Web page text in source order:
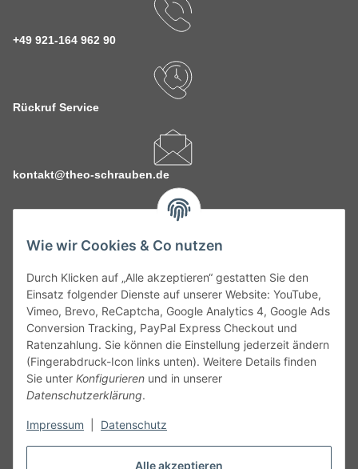
Alle akzeptieren
Wie wir Cookies & Co nutzen
Durch Klicken auf „Alle akzeptieren“ gestatten Sie den
Einsatz folgender Dienste auf unserer Website: YouTube,
Vimeo, Brevo, ReCaptcha, Google Analytics 4, Google Ads
Conversion Tracking, PayPal Express Checkout und
Ratenzahlung. Sie können die Einstellung jederzeit ändern
(Fingerabdruck-Icon links unten). Weitere Details finden
Sie unter Konfigurieren und in unserer
Datenschutzerklärung.
Impressum Datenschutz
+49 921-164 962 90
Rückruf Service
kontakt@theo-schrauben.de
Service
Gesetzliche Informationen
Alle technischen Angaben ohne Gewähr. Irrtümer und fehlerhafte
Angaben vorbehalten. Wenn Sie Datenblätter oder spezielle
unseren Kundenservice. Abbildungen der Artikel können